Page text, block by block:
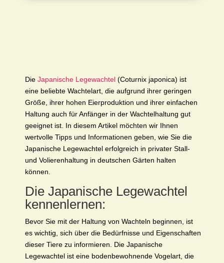
Die Japanische Legewachtel(Coturnix japonica) ist
eine beliebte Wachtelart, die aufgrund ihrer geringen
Größe, ihrer hohen Eierproduktion und ihrer einfachen
Haltung auch für Anfänger in der Wachtelhaltung gut
geeignet ist. In diesem Artikel möchten wir Ihnen
wertvolle Tipps und Informationen geben, wie Sie die
Japanische Legewachtel erfolgreich in privater Stall-
und Volierenhaltung in deutschen Gärten halten
können.
Die Japanische Legewachtel
kennenlernen:
Bevor Sie mit der Haltung von Wachteln beginnen, ist
es wichtig, sich über die Bedürfnisse und Eigenschaften
dieser Tiere zu informieren. Die Japanische
Legewachtel ist eine bodenbewohnende Vogelart, die